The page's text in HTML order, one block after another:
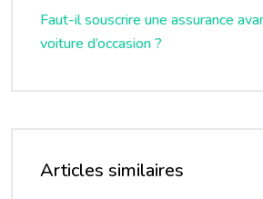
Faut-il souscrire une assurance
voiture d’occasion ?
Articles similaires